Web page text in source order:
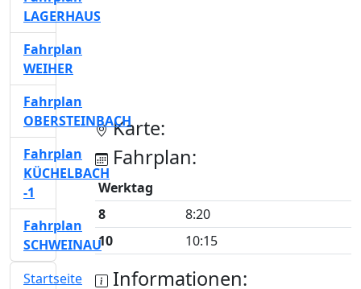
Karte:
Fahrplan:
Werktag
8
8:20
10
10:15
Informationen:
LAGERHAUS
Fahrplan
WEIHER
Fahrplan
OBERSTEINBACH
Fahrplan
KÜCHELBACH
-1
Fahrplan
SCHWEINAU
Startseite